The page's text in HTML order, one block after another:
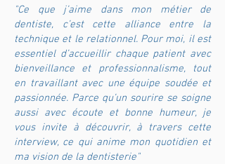
"Ce que j’aime dans mon métier de
dentiste, c’est cette alliance entre la
technique et le relationnel. Pour moi, il est
essentiel d’accueillir chaque patient avec
bienveillance et professionnalisme, tout
en travaillant avec une équipe soudée et
passionnée. Parce qu’un sourire se soigne
aussi avec écoute et bonne humeur, je
vous invite à découvrir, à travers cette
interview, ce qui anime mon quotidien et
ma vision de la dentisterie"